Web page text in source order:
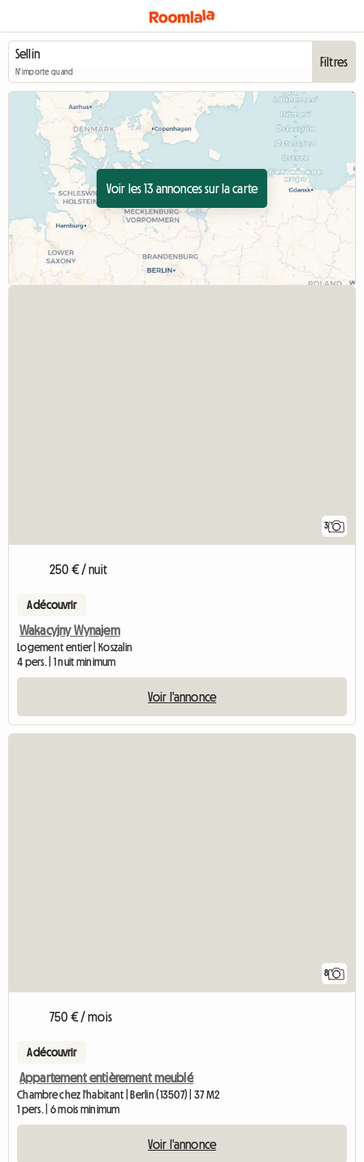
N'importe quand
Filtres
Voir les 13 annonces sur la carte
3
250 € / nuit
A découvrir
Wakacyjny Wynajem
Logement entier | Koszalin
4 pers. | 1 nuit minimum
Voir l'annonce
8
750 € / mois
A découvrir
Appartement entièrement meublé
Chambre chez l'habitant | Berlin (13507) | 37 M2
1 pers. | 6 mois minimum
Voir l'annonce